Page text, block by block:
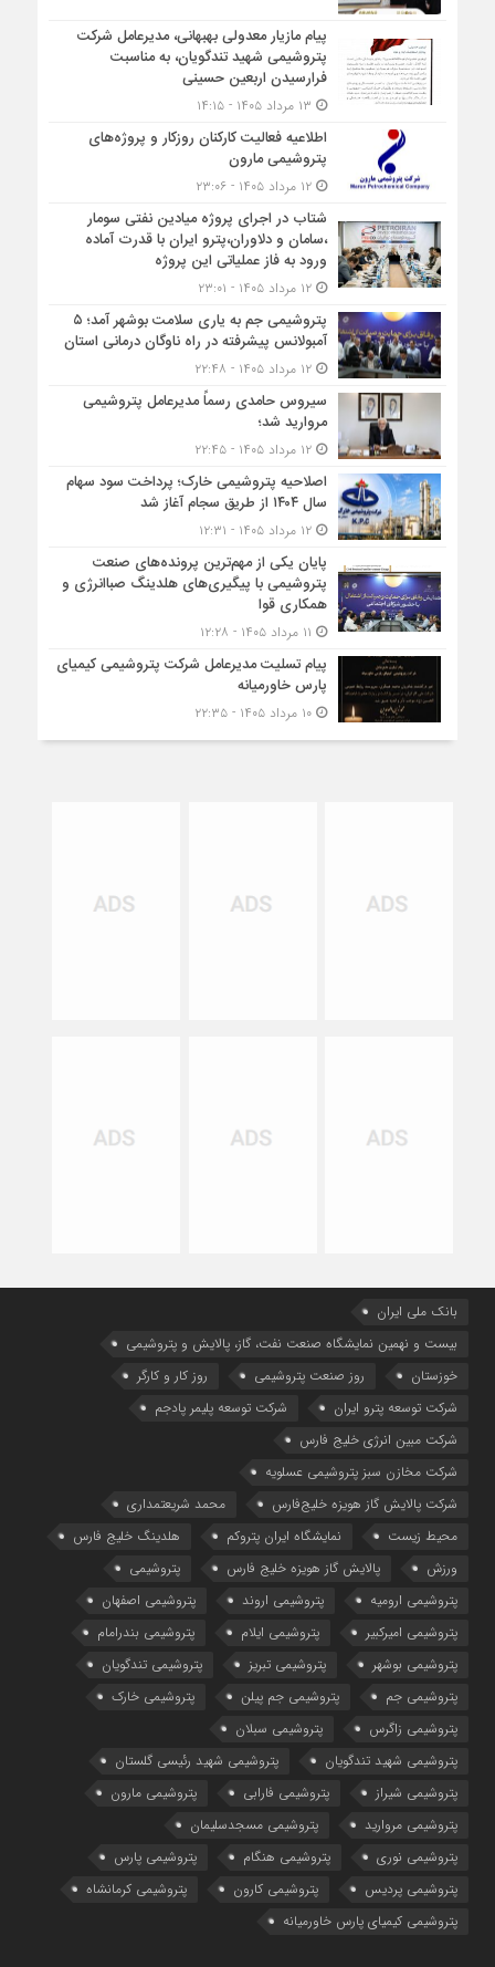
پیام مازیار معدولی بهبهانی، مدیرعامل شرکت
پتروشیمی شهید تندگویان، به مناسبت
فرارسیدن اربعین حسینی
اطلاعیه فعالیت کارکنان روزکار و پروژه‌های
پتروشیمی مارون
۱۲ مرداد ۱۴۰۵ - ۲۳:۰۶
شتاب در اجرای پروژه میادین نفتی سومار
،سامان و دلاوران،پترو ایران با قدرت آماده
ورود به فاز عملیاتی این پروژه
۱۲ مرداد ۱۴۰۵ - ۲۳:۰۱
پتروشیمی جم به یاری سلامت بوشهر آمد؛ ۵
آمبولانس پیشرفته در راه ناوگان درمانی استان
۱۲ مرداد ۱۴۰۵ - ۲۲:۴۸
سیروس حامدی رسماً مدیرعامل پتروشیمی
مروارید شد؛
۱۲ مرداد ۱۴۰۵ - ۲۲:۴۵
اصلاحیه پتروشیمی خارک؛ پرداخت سود سهام
سال ۱۴۰۴ از طریق سجام آغاز شد
۱۲ مرداد ۱۴۰۵ - ۱۲:۳۱
پایان یکی از مهم‌ترین پرونده‌های صنعت
پتروشیمی با پیگیری‌های هلدینگ صباانرژی و
همکاری قوا
پیام تسلیت مدیرعامل شرکت پتروشیمی کیمیای
پارس خاورمیانه
۱۰ مرداد ۱۴۰۵ - ۲۲:۳۵
بانک ملی ایران
بیست و نهمین نمایشگاه صنعت نفت، گاز، پالایش و پتروشیمی
خوزستان
روز صنعت پتروشیمی
روز کار و کارگر
شركت توسعه پترو ایران
شرکت توسعه پلیمر پادجم
شرکت مبین انرژی خلیج فارس
شرکت مخازن سبز پتروشیمی عسلویه
شرکت پالایش گاز هویزه خلیج‌فارس
محمد شریعتمداری
محیط زیست
نمایشگاه ایران پتروکم
هلدینگ خلیج فارس
ورزش
پالایش گاز هویزه خلیج فارس
پتروشیمی
پتروشیمی ارومیه
پتروشیمی اروند
پتروشیمی اصفهان
پتروشیمی امیرکبیر
پتروشیمی ایلام
پتروشیمی بندرامام
پتروشیمی بوشهر
پتروشیمی تبریز
پتروشیمی تندگویان
پتروشیمی جم
پتروشیمی جم پیلن
پتروشیمی خارک
پتروشیمی زاگرس
پتروشیمی سبلان
پتروشیمی شهید تندگویان
پتروشیمی شهید رئیسی گلستان
پتروشیمی شیراز
پتروشیمی فارابی
پتروشیمی مارون
پتروشیمی مروارید
پتروشیمی مسجدسلیمان
پتروشیمی نوری
پتروشیمی هنگام
پتروشیمی پارس
پتروشیمی پردیس
پتروشیمی کارون
پتروشیمی کرمانشاه
پتروشیمی کیمیای پارس خاورمیانه